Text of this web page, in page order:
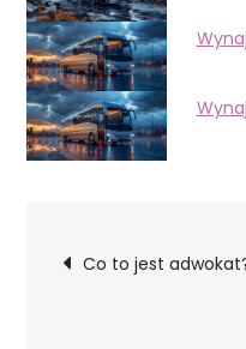
Co to jest